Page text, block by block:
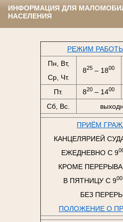
ИНФОРМАЦИЯ ДЛЯ
НАСЕЛЕНИЯ
РЕЖИМ
Пн, Вт,
Ср, Чт.
825 – 1800
Пт. 820 – 1400
Сб, Вс.
ПРИЁМ
КАНЦЕЛЯРИЕЙ
ЕЖЕДНЕВНО С 9
КРОМЕ
В ПЯТНИЦУ С 900
БЕЗ
ПОЛОЖЕНИЕ О